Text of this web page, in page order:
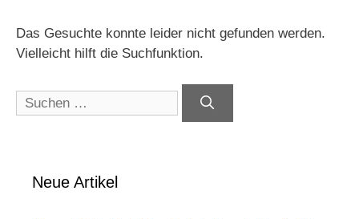
Das Gesuchte konnte leider nicht gefunden werden.
Vielleicht hilft die Suchfunktion.
Suchen
nach:
Neue Artikel